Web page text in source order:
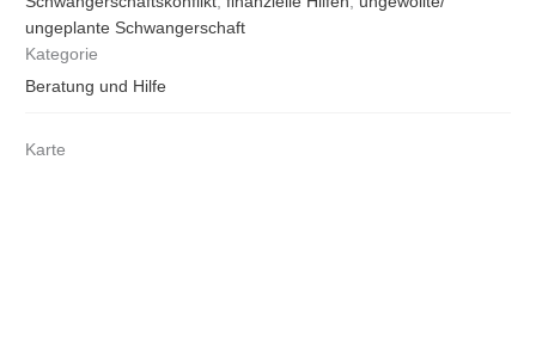
ungeplante Schwangerschaft
Kategorie
Beratung und Hilfe
Karte